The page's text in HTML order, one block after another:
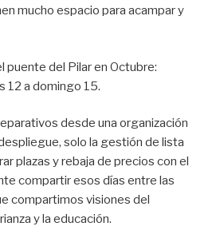
mucho espacio para acampar y
puente del Pilar en Octubre:
12 a domingo 15.
desde una organización
solo la gestión de lista
plazas y rebaja de precios con el
compartir esos días entre las
compartimos visiones del
y la educación.